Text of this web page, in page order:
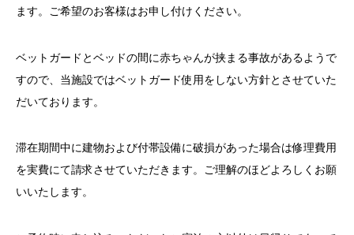
ます。ご希望のお客様はお申し付けください。
ベットガードとベッドの間に赤ちゃんが挟まる事故があるようで
すので、当施設ではベットガード使用をしない方針とさせていた
だいております。
滞在期間中に建物および付帯設備に破損があった場合は修理費用
を実費にて請求させていただきます。ご理解のほどよろしくお願
いいたします。